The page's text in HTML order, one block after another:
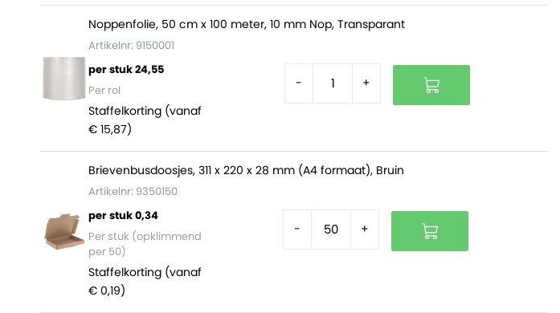
Noppenfolie, 50 cm x 100 meter, 10 mm Nop, Transparant
Artikelnr: 9150001
per stuk 24,55
Per rol
Staffelkorting (vanaf
€ 15,87)
- +
Brievenbusdoosjes, 311 x 220 x 28 mm (A4 formaat), Bruin
Artikelnr: 9350150
per stuk 0,34
Per stuk (opklimmend
per 50)
Staffelkorting (vanaf
€ 0,19)
- +